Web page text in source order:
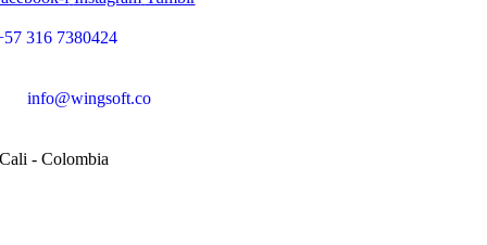
316 7380424
info@wingsoft.co
Cali - Colombia